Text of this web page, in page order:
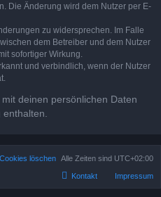
Die Änderung wird dem Nutzer per E-
zu widersprechen. Im Falle
dem Betreiber und dem Nutzer
sofortiger Wirkung.
und verbindlich, wenn der Nutzer
deinen persönlichen Daten
Alle Zeiten sind UTC+02:00
löschen
Impressum
Kontakt